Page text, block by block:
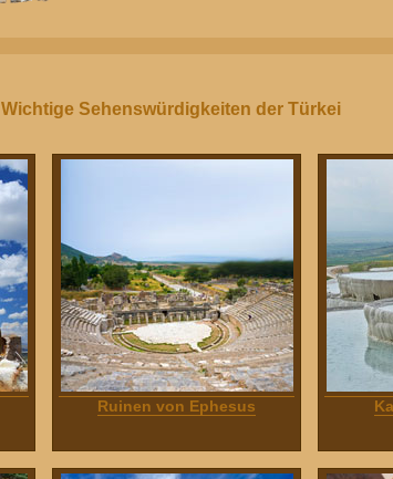
Wichtige Sehenswürdigkeiten der Türkei
Ruinen von Ephesus